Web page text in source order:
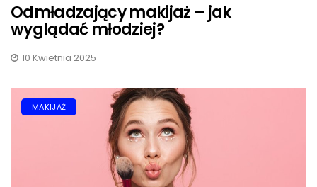
Odmładzający makijaż – jak
wyglądać młodziej?
10 Kwietnia 2025
MAKIJAŻ